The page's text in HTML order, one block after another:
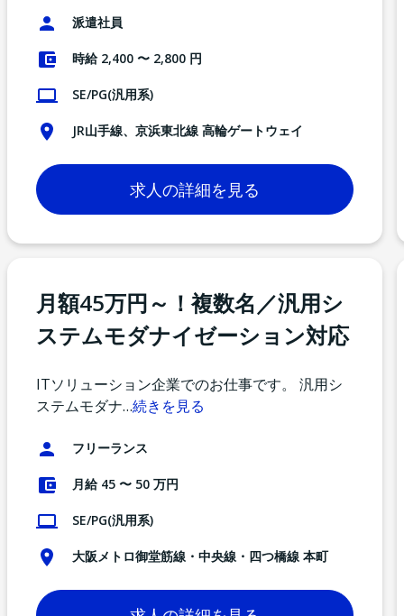
派遣社員
時給 2,400 〜 2,800 円
SE/PG(汎用系)
JR山手線、京浜東北線 高輪ゲートウェイ
求人の詳細を見る
月額45万円～！複数名／汎用シ
ステムモダナイゼーション対応
ITソリューション企業でのお仕事です。 汎用シ
ステムモダナ…続きを見る
フリーランス
月給 45 〜 50 万円
SE/PG(汎用系)
大阪メトロ御堂筋線・中央線・四つ橋線 本町